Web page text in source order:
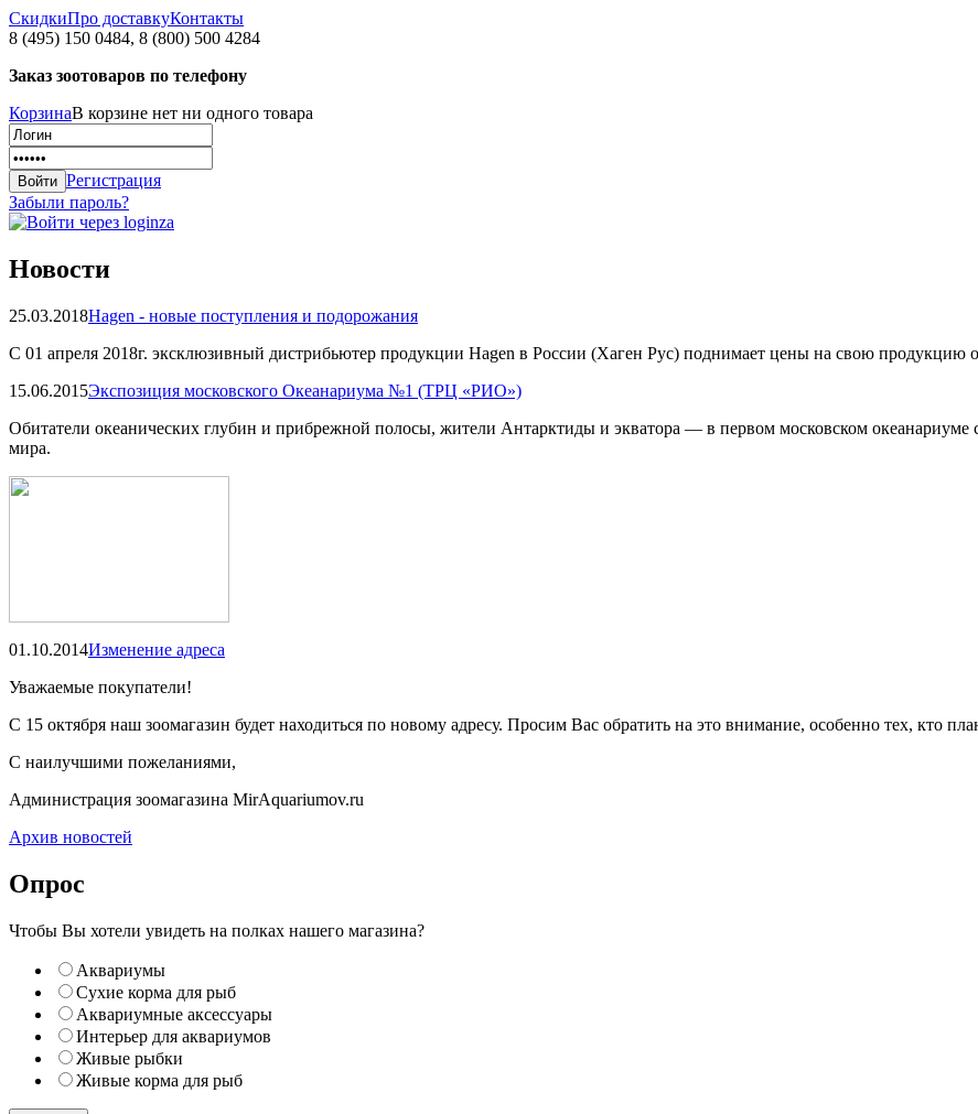
СкидкиПро доставкуКонтакты
8 (495) 150 0484, 8 (800) 500 4284
Заказ зоотоваров по телефону
КорзинаВ корзине нет ни одного товара
Регистрация
Забыли пароль?
Новости
25.03.2018Hagen - новые поступления и подорожания
С 01 апреля 2018г. эксклюзивный дистрибьютер продукции Hagen в России (Хаген Рус) поднимает цены на свою продукцию
15.06.2015Экспозиция московского Океанариума №1 (ТРЦ «РИО»)
Обитатели океанических глубин и прибрежной полосы, жители Антарктиды и экватора — в первом московском
мира.
01.10.2014Изменение адреса
Уважаемые покупатели!
С 15 октября наш зоомагазин будет находиться по новому адресу. Просим Вас обратить на это внимание, особенно тех, кто
С наилучшими пожеланиями,
Администрация зоомагазина MirAquаriumov.ru
Архив новостей
Опрос
Чтобы Вы хотели увидеть на полках нашего магазина?
Аквариумы
Сухие корма для рыб
Аквариумные аксессуары
Интерьер для аквариумов
Живые рыбки
Живые корма для рыб